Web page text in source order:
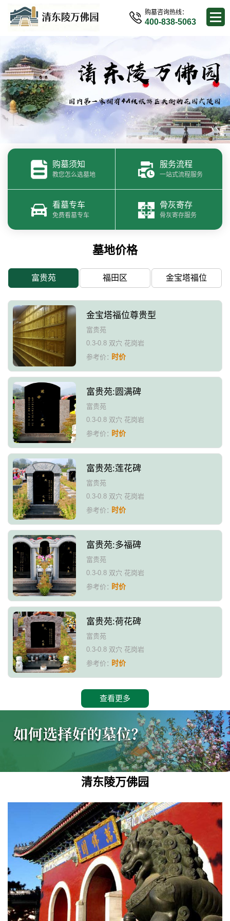
购墓咨询热线：
400-838-5063
购墓须知
教您怎么选墓地
服务流程
一站式流程服务
看墓专车
免费看墓专车
骨灰寄存
骨灰寄存服务
墓地价格
富贵苑 福田区 金宝塔福位
金宝塔福位尊贵型
富贵苑
0.3-0.8 双穴 花岗岩
参考价：时价
富贵苑:圆满碑
富贵苑
0.3-0.8 双穴 花岗岩
参考价：时价
富贵苑:莲花碑
富贵苑
0.3-0.8 双穴 花岗岩
参考价：时价
富贵苑:多福碑
富贵苑
0.3-0.8 双穴 花岗岩
参考价：时价
富贵苑:荷花碑
富贵苑
0.3-0.8 双穴 花岗岩
参考价：时价
查看更多
清东陵万佛园